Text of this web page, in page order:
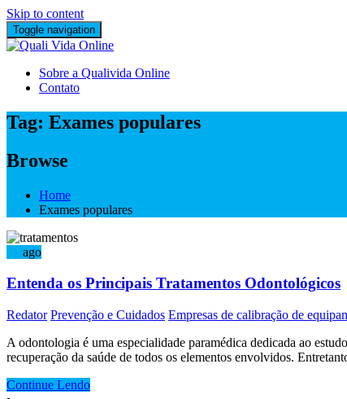
Skip to content
Toggle navigation
Sobre a Qualivida Online
Contato
Tag: Exames populares
Browse
Home
Exames populares
ago
Entenda os Principais Tratamentos Odontológicos
Redator Prevenção e Cuidados Empresas de calibração de
A odontologia é uma especialidade paramédica dedicada ao
recuperação da saúde de todos os elementos envolvidos.
Continue Lendo